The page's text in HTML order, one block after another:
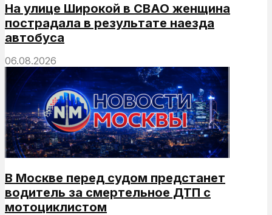
На улице Широкой в СВАО женщина
пострадала в результате наезда
автобуса
06.08.2026
В Москве перед судом предстанет
водитель за смертельное ДТП с
мотоциклистом